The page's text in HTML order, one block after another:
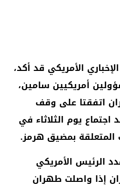
الأمريكي قد أكد،
أمريكيين سامين،
اتفقتا على وقف
اجتماع يوم الثلاثاء في
المتعلقة بمضيق هرمز.
الرئيس الأمريكي
إذا واصلت طهران